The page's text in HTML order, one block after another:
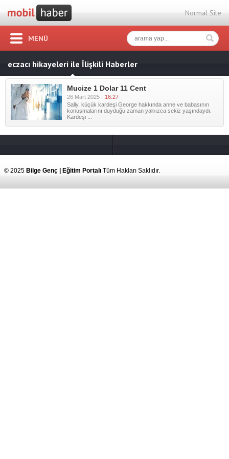
Normal Site
MENÜ
eczacı hikayeleri ile İlişkili Haberler
Mucize 1 Dolar 11 Cent
26 Mart 2025 - 16:27
Sally, küçük kardeşi George hakkında anne ve babasının
konuşmalarını duyduğu zaman yalnızca sekiz yaşındaydı.
Kardeşi ...
© 2025 Bilge Genç | Eğitim Portalı Tüm Hakları Saklıdır.